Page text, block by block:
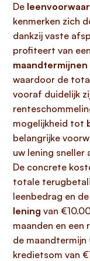
De
kenmerken zich
dankzij vaste
profiteert van een
maandtermijnen
waardoor de
vooraf duidelijk
mogelijkheid tot
belangrijke
uw lening sneller
De concrete
totale
leenbedrag en
lening van
maanden en
de
kredietsom van